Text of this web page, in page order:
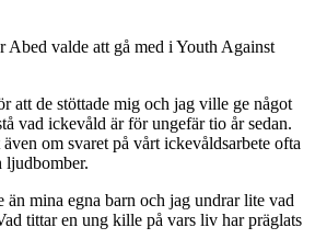
valde att gå med i Youth Against
att de stöttade mig och jag ville ge något
vad ickevåld är för ungefär tio år sedan.
om svaret på vårt ickevåldsarbete ofta
ljudbomber.
än mina egna barn och jag undrar lite vad
tittar en ung kille på vars liv har präglats